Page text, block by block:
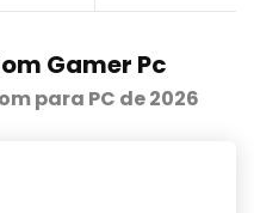
Gamer Pc
para PC de 2026